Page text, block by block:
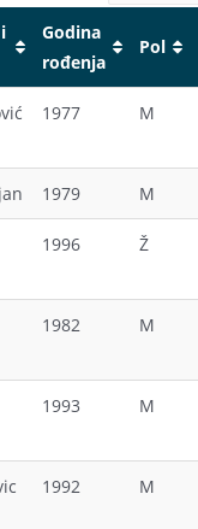
Godina
rođenja
Pol
Godina
Pol
1977 M
1979 M
1996 Ž
1982 M
1993 M
1992 M